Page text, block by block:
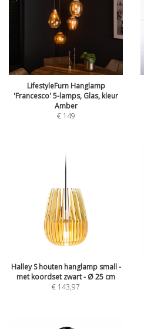
LifestyleFurn Hanglamp
'Francesco' 5-lamps, Glas, kleur
Amber
€ 149
Halley S houten hanglamp small -
met koordset zwart - Ø 25 cm
€ 143,97